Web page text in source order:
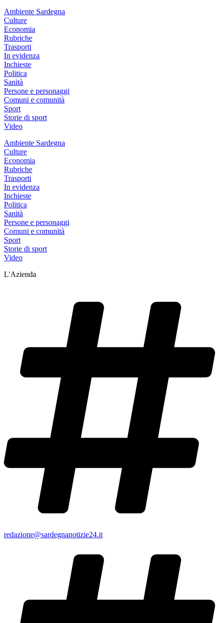
Ambiente Sardegna
Culture
Economia
Rubriche
Trasporti
In evidenza
Inchieste
Politica
Sanità
Persone e personaggi
Comuni e comunità
Sport
Storie di sport
Video
Ambiente Sardegna
Culture
Economia
Rubriche
Trasporti
In evidenza
Inchieste
Politica
Sanità
Persone e personaggi
Comuni e comunità
Sport
Storie di sport
Video
L'Azienda
redazione@sardegnanotizie24.it